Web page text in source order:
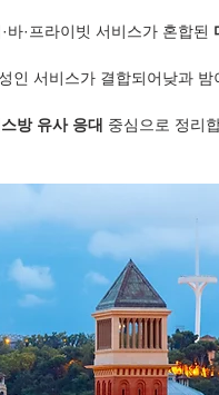
·프라이빗 서비스가 혼합된
인 서비스가 결합되어낮과 밤
방 유사 응대 중심으로 정리